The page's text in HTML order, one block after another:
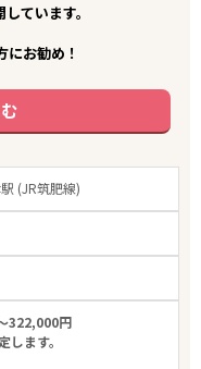
ています。
お勧め！
(JR筑肥線)
322,000円
ます。